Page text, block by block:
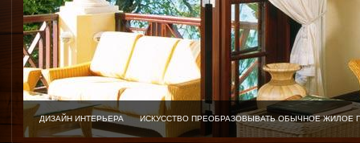
ДИЗАЙН ИНТЕРЬЕРА ИСКУССТВО ПРЕОБРАЗОВЫВАТЬ ОБЫЧНОЕ